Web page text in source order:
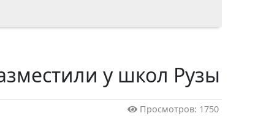
у школ Рузы
Просмотров: 1750